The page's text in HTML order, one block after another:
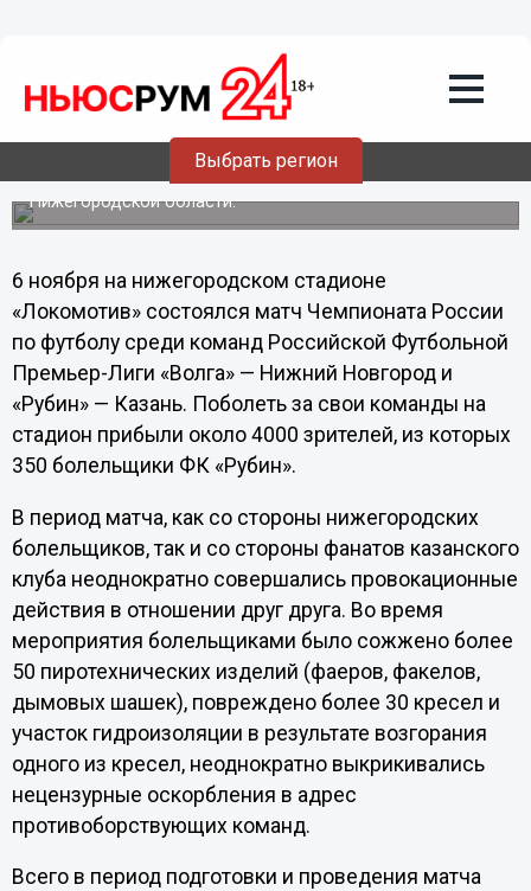
Выбрать регион
На матче между «Волгой» и «Рубином»
болельщики сломали 30 кресел
В ходе матча за административные правонарушения
задержано 19 человек, сообщает ГУ МВД по
Нижегородской области.
6 ноября на нижегородском стадионе
«Локомотив» состоялся матч Чемпионата России
по футболу среди команд Российской Футбольной
Премьер-Лиги «Волга» — Нижний Новгород и
«Рубин» — Казань. Поболеть за свои команды на
стадион прибыли около 4000 зрителей, из которых
350 болельщики ФК «Рубин».
В период матча, как со стороны нижегородских
болельщиков, так и со стороны фанатов казанского
клуба неоднократно совершались провокационные
действия в отношении друг друга. Во время
мероприятия болельщиками было сожжено более
50 пиротехнических изделий (фаеров, факелов,
дымовых шашек), повреждено более 30 кресел и
участок гидроизоляции в результате возгорания
одного из кресел, неоднократно выкрикивались
нецензурные оскорбления в адрес
противоборствующих команд.
Всего в период подготовки и проведения матча